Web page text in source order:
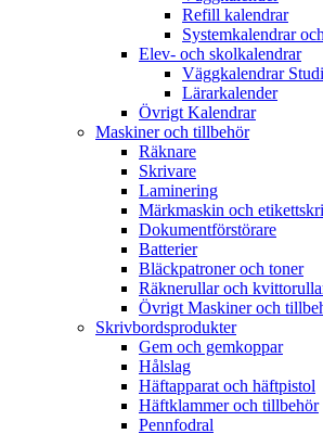
Refill kalendrar
Systemkalendrar
Elev- och skolkalendrar
Väggkalendrar
Lärarkalender
Övrigt Kalendrar
Maskiner och tillbehör
Räknare
Skrivare
Laminering
Märkmaskin och
Dokumentförstörare
Batterier
Bläckpatroner och toner
Räknerullar och
Övrigt Maskiner och
Skrivbordsprodukter
Gem och gemkoppar
Hålslag
Häftapparat och häftpistol
Häftklammer och tillbehör
Pennfodral